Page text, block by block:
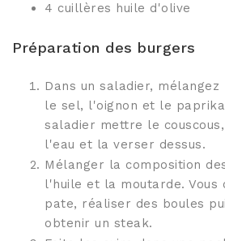
4 cuillères huile d'olive
Préparation des burgers
Dans un saladier,
le sel, l'oignon et le
saladier mettre le
l'eau et la verser dessus.
Mélanger la composition
l'huile et la moutarde. Vous
pate, réaliser des boules
obtenir un steak.